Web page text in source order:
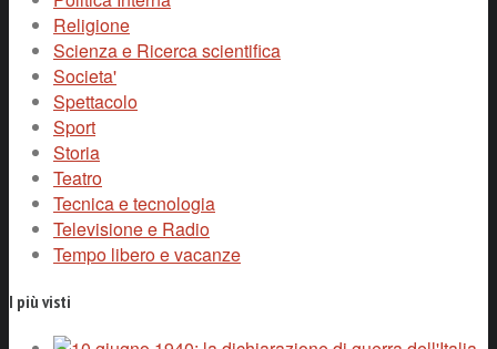
Religione
Scienza e Ricerca scientifica
Societa'
Spettacolo
Sport
Storia
Teatro
Tecnica e tecnologia
Televisione e Radio
Tempo libero e vacanze
I più visti